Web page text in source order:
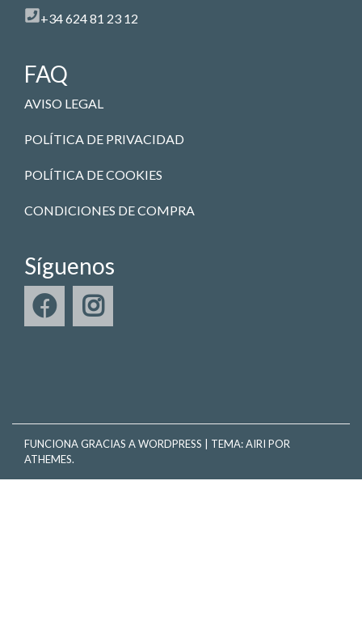
+34 624 81 23 12
FAQ
AVISO LEGAL
POLÍTICA DE PRIVACIDAD
POLÍTICA DE COOKIES
CONDICIONES DE COMPRA
Síguenos
FUNCIONA GRACIAS A WORDPRESS TEMA:AIRI POR
ATHEMES.